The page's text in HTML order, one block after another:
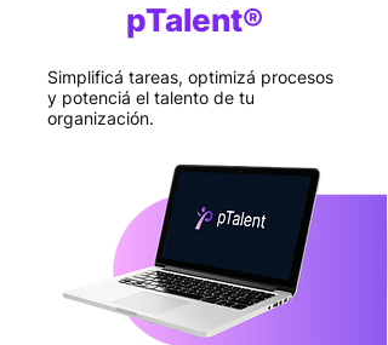
pTalent®
Simplificá tareas, optimizá procesos
y potenciá el talento de tu
organización.